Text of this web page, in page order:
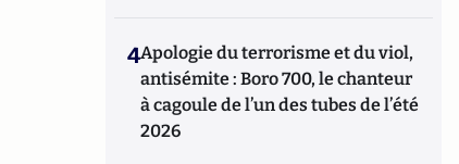
4Apologie du terrorisme et du viol,
antisémite : Boro 700, le chanteur
à cagoule de l’un des tubes de l’été
2026